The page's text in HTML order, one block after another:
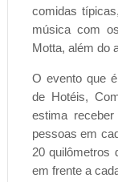
comidas
música com
Motta, além do
O evento que
de Hotéis,
estima
pessoas em
20 quilômetros
em frente a